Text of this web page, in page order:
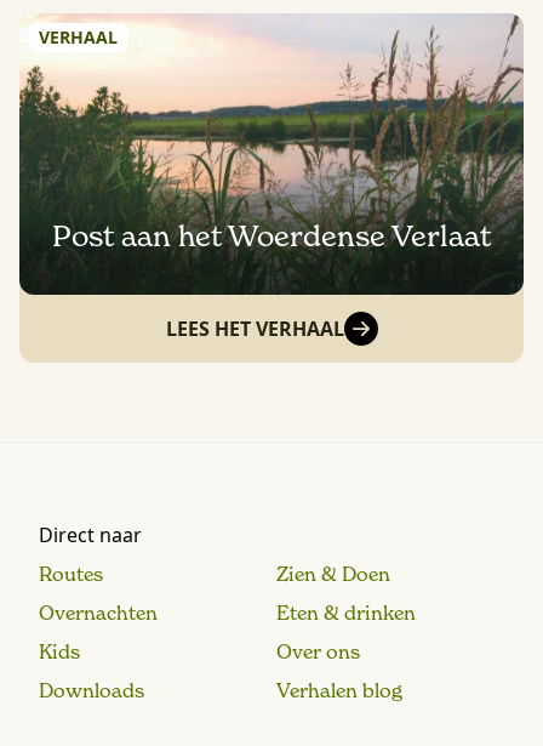
VERHAAL
Post aan het Woerdense Verlaat
LEES HET VERHAAL
Direct naar
Routes
Zien & Doen
Overnachten
Eten & drinken
Kids
Over ons
Downloads
Verhalen blog